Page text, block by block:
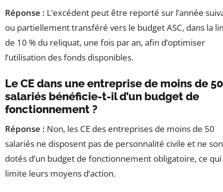
Réponse : L’excédent peut être reporté sur l’année
ou partiellement transféré vers le budget ASC, dans la
de 10 % du reliquat, une fois par an, afin d’optimiser
l’utilisation des fonds disponibles.
Le CE dans une entreprise de moins de 50
salariés bénéficie-t-il d’un budget de
fonctionnement ?
Réponse : Non, les CE des entreprises de moins de 50
salariés ne disposent pas de personnalité civile et ne
dotés d’un budget de fonctionnement obligatoire, ce qui
limite leurs moyens d’action.